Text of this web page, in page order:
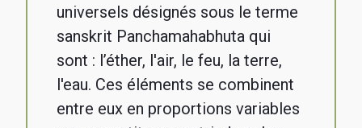
universels désignés sous le terme
sanskrit Panchamahabhuta qui
sont : l’éther, l'air, le feu, la terre,
l'eau. Ces éléments se combinent
entre eux en proportions variables